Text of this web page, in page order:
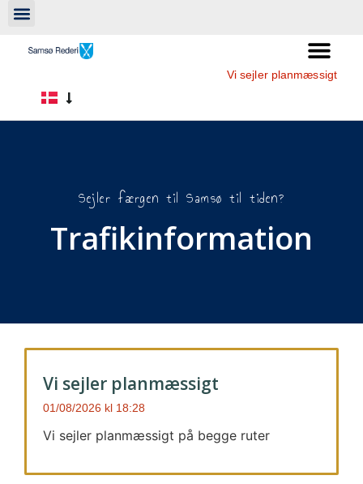
Vi sejler planmæssigt
Sejler færgen til Samsø til tiden?
Trafikinformation
Vi sejler planmæssigt
01/08/2026 18:28
Vi sejler planmæssigt på begge ruter